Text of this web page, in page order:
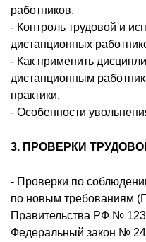
работников.
- Контроль трудовой и
дистанционных
- Как применить
дистанционным
практики.
- Особенности
3. ПРОВЕРКИ
- Проверки по
по новым требованиям
Правительства РФ №
Федеральный закон №